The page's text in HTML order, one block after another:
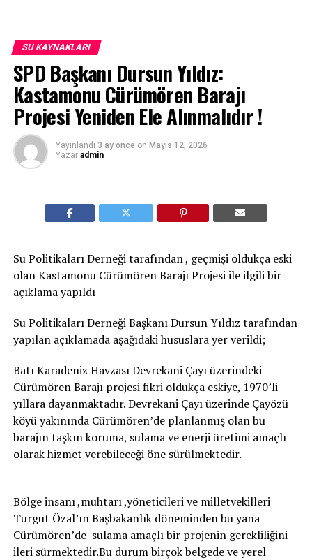
SU KAYNAKLARI
SPD Başkanı Dursun Yıldız:
Kastamonu Cürümören Barajı
Projesi Yeniden Ele Alınmalıdır !
Yayınlandı 3 ay önce on Mayıs 12, 2026
Yazar admin
Su Politikaları Derneği tarafından , geçmişi oldukça eski
olan Kastamonu Cürümören Barajı Projesi ile ilgili bir
açıklama yapıldı
Su Politikaları Derneği Başkanı Dursun Yıldız tarafından
yapılan açıklamada aşağıdaki hususlara yer verildi;
Batı Karadeniz Havzası Devrekani Çayı üzerindeki
Cürümören Barajı projesi fikri oldukça eskiye, 1970’li
yıllara dayanmaktadır. Devrekani Çayı üzerinde Çayözü
köyü yakınında Cürümören’de planlanmış olan bu
barajın taşkın koruma, sulama ve enerji üretimi amaçlı
olarak hizmet verebileceği öne sürülmektedir.
Bölge insanı ,muhtarı ,yöneticileri ve milletvekilleri
Turgut Özal’ın Başbakanlık döneminden bu yana
Cürümören’de sulama amaçlı bir projenin gerekliliğini
ileri sürmektedir.Bu durum birçok belgede ve yerel